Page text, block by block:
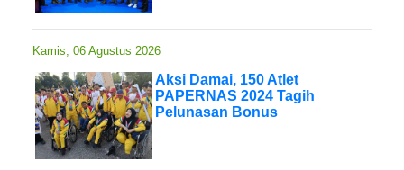
Kamis, 06 Agustus 2026
Aksi Damai, 150 Atlet
PAPERNAS 2024 Tagih
Pelunasan Bonus